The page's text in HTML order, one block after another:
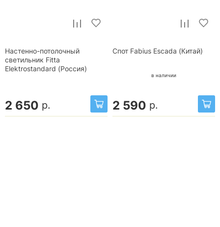
Настенно-потолочный
светильник Fitta
Elektrostandard (Россия)
2 650 р.
Спот Fabius Escada (Китай)
в наличии
2 590 р.